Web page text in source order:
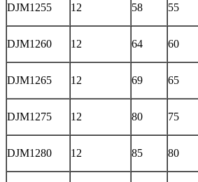
DJM1255 12 58 55
DJM1260 12 64 60
DJM1265 12 69 65
DJM1275 12 80 75
DJM1280 12 85 80